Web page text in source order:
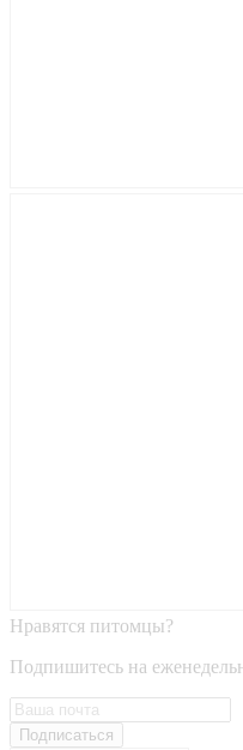
Нравятся питомцы?
Подпишитесь на
Подписаться